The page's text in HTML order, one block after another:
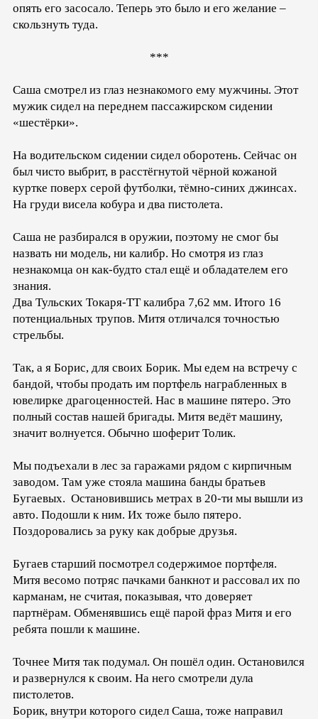
опять его засосало. Теперь это было и его желание –
скользнуть туда.
***
Саша смотрел из глаз незнакомого ему мужчины. Этот
мужик сидел на переднем пассажирском сидении
«шестёрки».
На водительском сидении сидел оборотень. Сейчас он
был чисто выбрит, в расстёгнутой чёрной кожаной
куртке поверх серой футболки, тёмно-синих джинсах.
На груди висела кобура и два пистолета.
Саша не разбирался в оружии, поэтому не смог бы
назвать ни модель, ни калибр. Но смотря из глаз
незнакомца он как-будто стал ещё и обладателем его
знания.
Два Тульских Токаря-ТТ калибра 7,62 мм. Итого 16
потенциальных трупов. Митя отличался точностью
стрельбы.
Так, а я Борис, для своих Борик. Мы едем на встречу с
бандой, чтобы продать им портфель награбленных в
ювелирке драгоценностей. Нас в машине пятеро. Это
полный состав нашей бригады. Митя ведёт машину,
значит волнуется. Обычно шоферит Толик.
Мы подъехали в лес за гаражами рядом с кирпичным
заводом. Там уже стояла машина банды братьев
Бугаевых. Остановившись метрах в 20-ти мы вышли из
авто. Подошли к ним. Их тоже было пятеро.
Поздоровались за руку как добрые друзья.
Бугаев старший посмотрел содержимое портфеля.
Митя весомо потряс пачками банкнот и рассовал их по
карманам, не считая, показывая, что доверяет
партнёрам. Обменявшись ещё парой фраз Митя и его
ребята пошли к машине.
Точнее Митя так подумал. Он пошёл один. Остановился
и развернулся к своим. На него смотрели дула
пистолетов.
Борик, внутри которого сидел Саша, тоже направил